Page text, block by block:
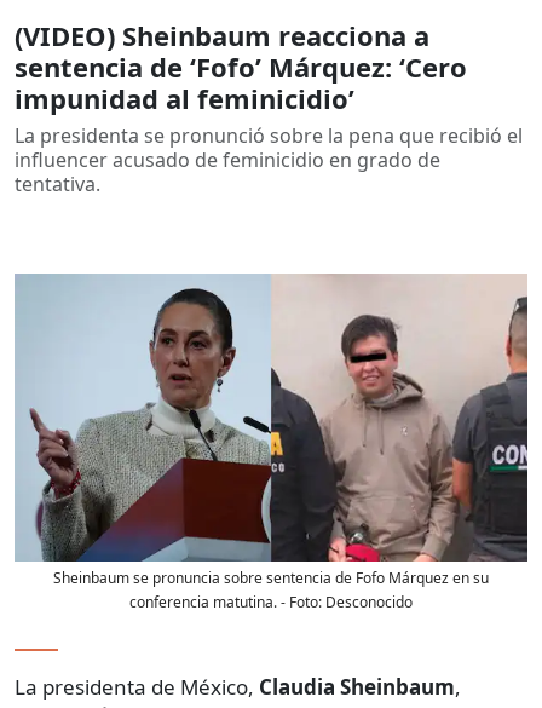
(VIDEO) Sheinbaum reacciona a
sentencia de ‘Fofo’ Márquez: ‘Cero
impunidad al feminicidio’
La presidenta se pronunció sobre la pena que recibió el
influencer acusado de feminicidio en grado de
tentativa.
Sheinbaum se pronuncia sobre sentencia de Fofo Márquez en su
conferencia matutina.- Foto: Desconocido
La presidenta de México, Claudia Sheinbaum,